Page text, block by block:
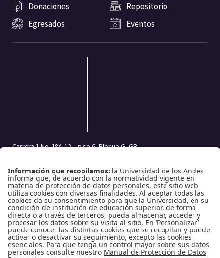
Donaciones
Repositorio
Egresados
Eventos
Carrera 1 No. 18A-12 – piso 6, Bloque G -GB
Tel.: (601) 332 45 05 | (601) 339 49 49 Ext.: 2500
Fax (601) 332 45 08
Redes Sociales